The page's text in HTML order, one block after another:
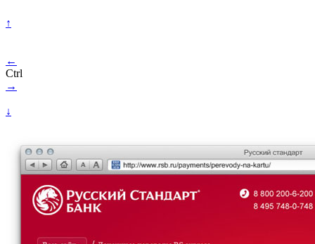
↑
←
Ctrl
→
↓